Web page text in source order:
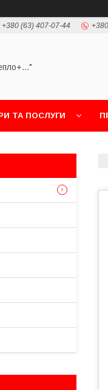
+380 (63) 407-07-44
ТА ПОСЛУГИ